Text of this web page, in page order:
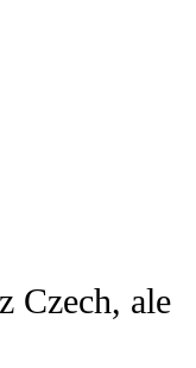
Czech, ale